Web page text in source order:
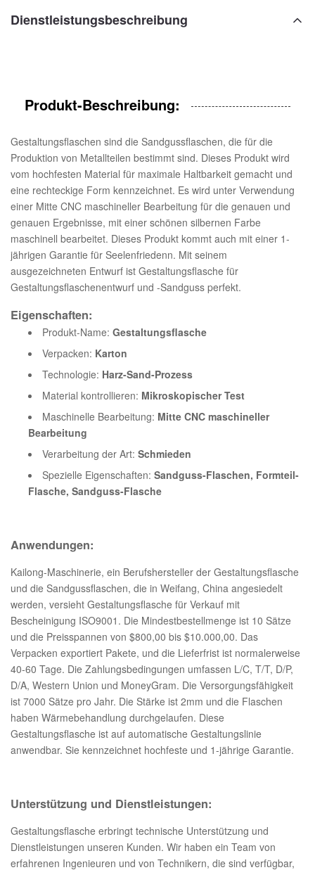
Dienstleistungsbeschreibung
Produkt-Beschreibung:
Gestaltungsflaschen sind die Sandgussflaschen, die für die
Produktion von Metallteilen bestimmt sind. Dieses Produkt wird
vom hochfesten Material für maximale Haltbarkeit gemacht und
eine rechteckige Form kennzeichnet. Es wird unter Verwendung
einer Mitte CNC maschineller Bearbeitung für die genauen und
genauen Ergebnisse, mit einer schönen silbernen Farbe
maschinell bearbeitet. Dieses Produkt kommt auch mit einer 1-
jährigen Garantie für Seelenfriedenn. Mit seinem
ausgezeichneten Entwurf ist Gestaltungsflasche für
Gestaltungsflaschenentwurf und -Sandguss perfekt.
Eigenschaften:
Produkt-Name: Gestaltungsflasche
Verpacken: Karton
Technologie: Harz-Sand-Prozess
Material kontrollieren: Mikroskopischer Test
Maschinelle Bearbeitung: Mitte CNC maschineller
Bearbeitung
Verarbeitung der Art: Schmieden
Spezielle Eigenschaften: Sandguss-Flaschen, Formteil-
Flasche, Sandguss-Flasche
Anwendungen:
Kailong-Maschinerie, ein Berufshersteller der Gestaltungsflasche
und die Sandgussflaschen, die in Weifang, China angesiedelt
werden, versieht Gestaltungsflasche für Verkauf mit
Bescheinigung ISO9001. Die Mindestbestellmenge ist 10 Sätze
und die Preisspannen von $800,00 bis $10.000,00. Das
Verpacken exportiert Pakete, und die Lieferfrist ist normalerweise
40-60 Tage. Die Zahlungsbedingungen umfassen L/C, T/T, D/P,
D/A, Western Union und MoneyGram. Die Versorgungsfähigkeit
ist 7000 Sätze pro Jahr. Die Stärke ist 2mm und die Flaschen
haben Wärmebehandlung durchgelaufen. Diese
Gestaltungsflasche ist auf automatische Gestaltungslinie
anwendbar. Sie kennzeichnet hochfeste und 1-jährige Garantie.
Unterstützung und Dienstleistungen:
Gestaltungsflasche erbringt technische Unterstützung und
Dienstleistungen unseren Kunden. Wir haben ein Team von
erfahrenen Ingenieuren und von Technikern, die sind verfügbar,